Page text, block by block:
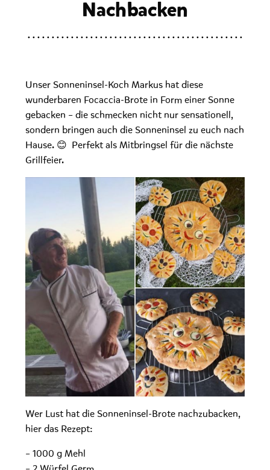
Nachbacken
Unser Sonneninsel-Koch Markus hat diese
wunderbaren Focaccia-Brote in Form einer Sonne
gebacken – die schmecken nicht nur sensationell,
sondern bringen auch die Sonneninsel zu euch nach
Hause. 😊 Perfekt als Mitbringsel für die nächste
Grillfeier.
Wer Lust hat die Sonneninsel-Brote nachzubacken,
hier das Rezept:
– 1000 g Mehl